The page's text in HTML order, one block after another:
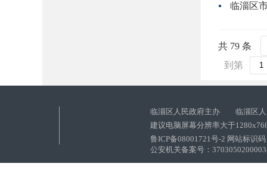
临淄区
共 79 条
到第
临淄区人民政府主办 临淄区人
建议电脑屏幕分辨率大于
鲁ICP备08001721号-2 网站标识
公安机关备案号：